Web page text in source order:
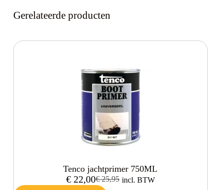
Gerelateerde producten
Tenco jachtprimer 750ML
€25,95
€22,00 incl. BTW